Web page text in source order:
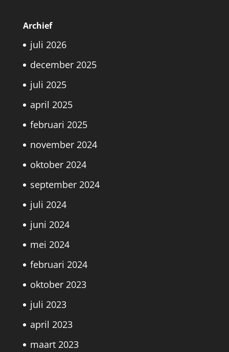
Archief
juli 2026
december 2025
juli 2025
april 2025
februari 2025
november 2024
oktober 2024
september 2024
juli 2024
juni 2024
mei 2024
februari 2024
oktober 2023
juli 2023
april 2023
maart 2023